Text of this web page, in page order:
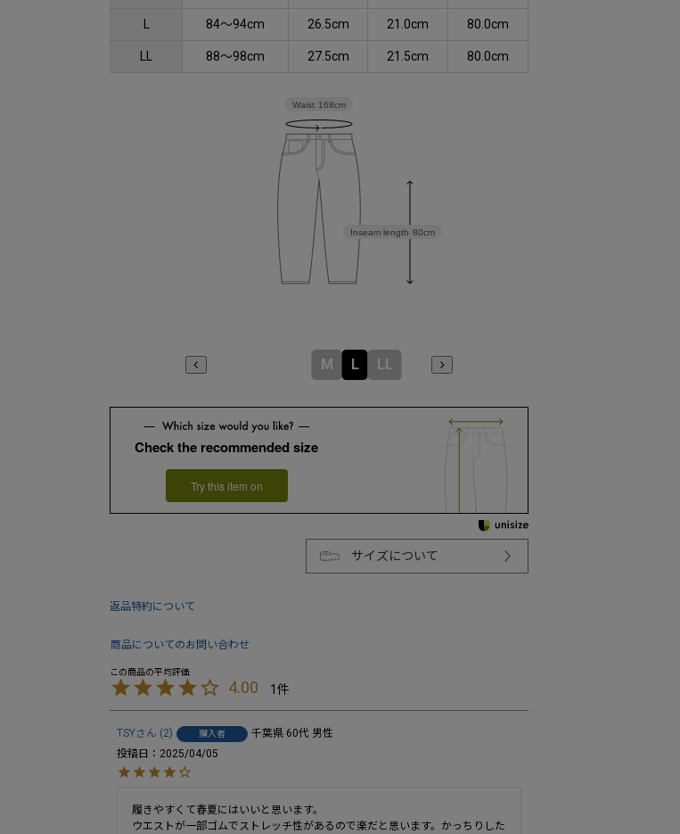
84～94cm 26.5cm 21.0cm 80.0cm
88～98cm 27.5cm 21.5cm 80.0cm
Inseam length 80cm
Waist 168cm
M L LL
Check the recommended size
Try this item on
サイズについて
返品特約について
商品についてのお問い合わせ
4.00 1
TSY 2 購入者 千葉県 60代 男性
投稿日
2025/04/05
履きやすくて春夏にはいいと思います。
ウエストが一部ゴムでストレッチ性があるので楽だと思います。かっちりした